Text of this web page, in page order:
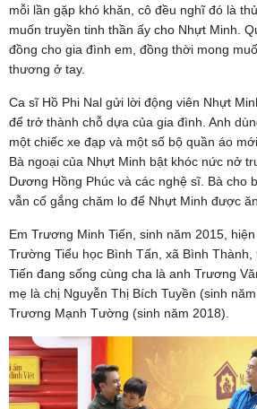
mỗi lần gặp khó khăn, cô đều nghĩ đó là
muốn truyền tinh thần ấy cho Nhựt Minh.
đồng cho gia đình em, đồng thời mong
thương ở tay.
Ca sĩ Hồ Phi Nal gửi lời động viên Nhựt
để trở thành chỗ dựa của gia đình. Anh
một chiếc xe đạp và một số bộ quần áo mới.
Bà ngoại của Nhựt Minh bật khóc nức nở
Dương Hồng Phúc và các nghệ sĩ. Bà cho
vẫn cố gắng chăm lo để Nhựt Minh được
Em Trương Minh Tiến, sinh năm 2015,
Trường Tiểu học Bình Tấn, xã Bình
Tiến đang sống cùng cha là anh Trương
mẹ là chị Nguyễn Thị Bích Tuyền (sinh
Trương Mạnh Tường (sinh năm 2018).